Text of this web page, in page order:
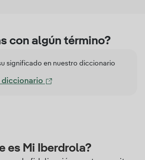
con algún término?
significado en nuestro diccionario
es Mi Iberdrola?